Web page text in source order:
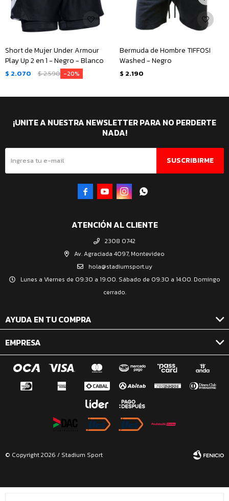
Short de Mujer Under Armour
Play Up 2 en 1 - Negro - Blanco
$ 2.070 $2.590 20
Bermuda de Hombre TIFFOSI
Washed - Negro
$ 2.190
ATENCIÓN AL CLIENTE
2308 0742
Av. Agraciada 4097, Montevideo
hola@stadiumsport.uy
Lunes a Viernes de 09:30 a 19:00. Sábado de 09:30 a 14:00. Domingo
cerrado.
AYUDA EN TU COMPRA
EMPRESA
¡UNITE A NUESTRA NEWSLETTER PARA NO PERDERTE
NADA!
SUSCRIBIRME
   
© Copyright 2026 / Stadium Sport